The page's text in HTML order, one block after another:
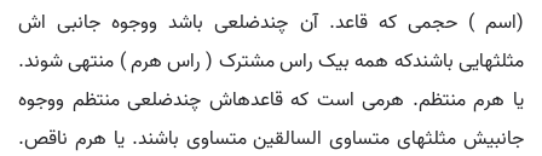
(اسم ) حجمی که قاعد. آن چندضلعی باشد ووجوه جانبی اش
مثلثهایی باشندکه همه بیک راس مشترک ( راس هرم ) منتهی شوند.
یا هرم منتظم. هرمی است که قاعدهاش چندضلعی منتظم ووجوه
جانبیش مثلثهای متساوی السالقین متساوی باشند. یا هرم ناقص.